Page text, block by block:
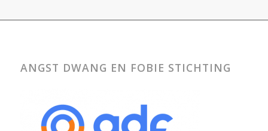
ANGST DWANG EN FOBIE STICHTING